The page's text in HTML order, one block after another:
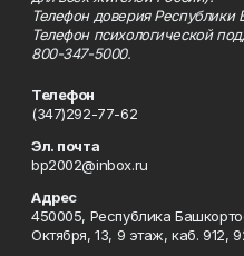
Телефон доверия Республики
Телефон психологической
800-347-5000.
Телефон
(347)292-77-62
Эл. почта
bp2002@inbox.ru
Адрес
450005, Республика
Октября, 13, 9 этаж, каб. 912,